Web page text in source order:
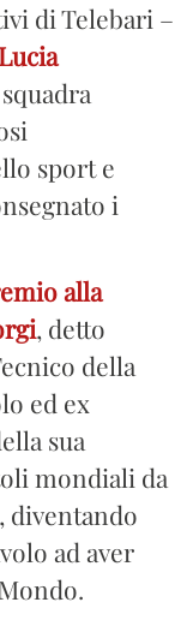
di Telebari –
Lucia
sport e
i
alla
, detto
della
ed ex
sua
mondiali da
diventando
ad aver